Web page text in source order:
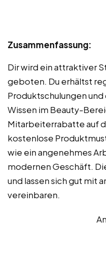
Zusammenfassung:
Dir wird ein attraktiver
geboten. Du erhältst
Produktschulungen
Wissen im Beauty-
Mitarbeiterrabatte auf
kostenlose
wie ein angenehmes
modernen Geschäft.
und lassen sich gut mit
vereinbaren.